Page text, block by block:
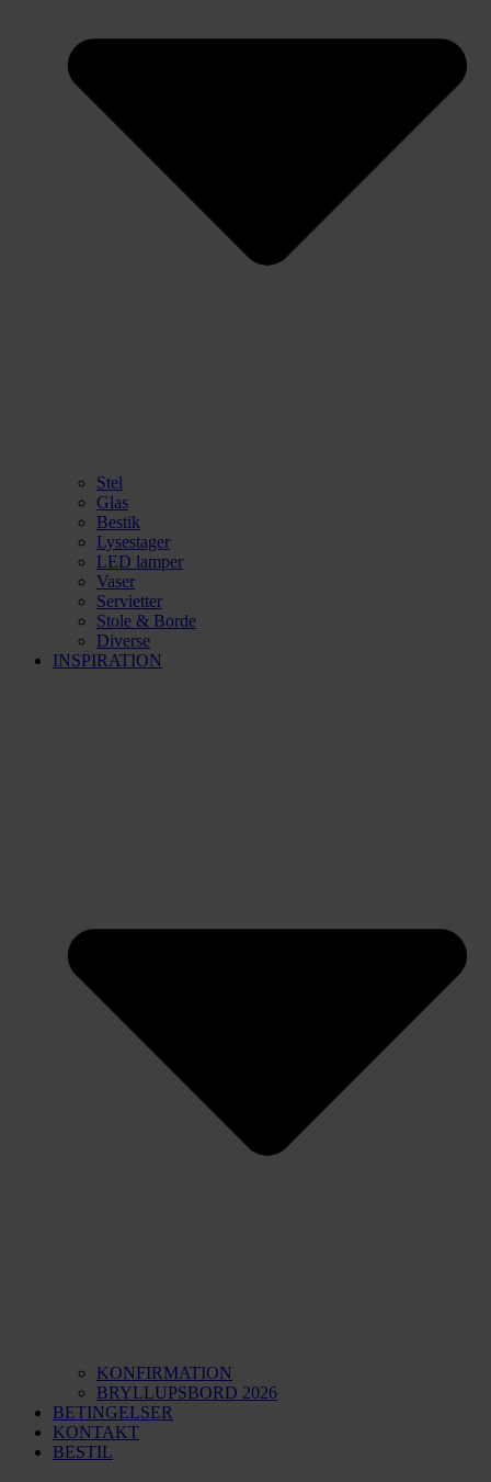
Stel
Glas
Bestik
Lysestager
LED lamper
Vaser
Servietter
Stole & Borde
Diverse
INSPIRATION
KONFIRMATION
BRYLLUPSBORD 2026
BETINGELSER
KONTAKT
BESTIL